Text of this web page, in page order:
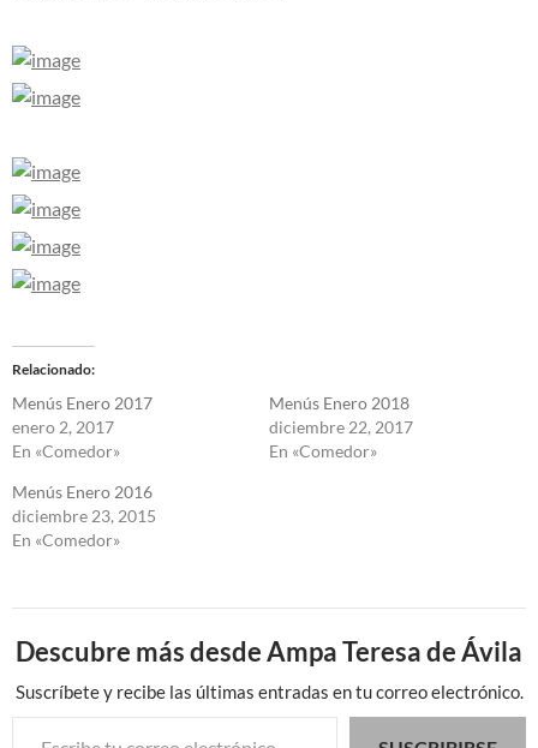
Relacionado
Menús Enero 2017
enero 2, 2017
En «Comedor»
Menús Enero 2018
diciembre 22, 2017
En «Comedor»
Menús Enero 2016
diciembre 23, 2015
En «Comedor»
Descubre más desde Ampa Teresa de Ávila
Suscríbete y recibe las últimas entradas en tu correo electrónico.
Escribe tu correo electrónico…